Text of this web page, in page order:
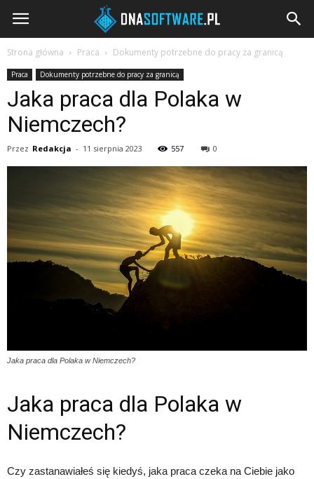
DNAsoftware.pl
Strona główna Praca Dokumenty potrzebne do pracy za granicą
Praca Dokumenty potrzebne do pracy za granicą
Jaka praca dla Polaka w
Niemczech?
Przez Redakcja - 11 sierpnia 2023 557 0
Jaka praca dla Polaka w Niemczech?
Jaka praca dla Polaka w
Niemczech?
Czy zastanawiałeś się kiedyś, jaka praca czeka na Ciebie jako